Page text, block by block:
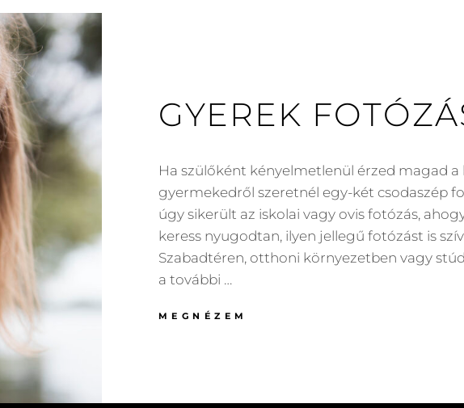
GYEREK
Ha szülőként kényelmetlenül érzed magad a
gyermekedről szeretnél egy-két csodaszép
úgy sikerült az iskolai vagy ovis fotózás,
keress nyugodtan, ilyen jellegű fotózást is
Szabadtéren, otthoni környezetben vagy
a további …
MEGNÉZEM